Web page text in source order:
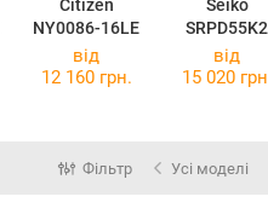
Citizen
NY0086-16LE
Seiko
SRPD55K2
від
12 160 грн.
від
15 020
Фільтр Усі моделі